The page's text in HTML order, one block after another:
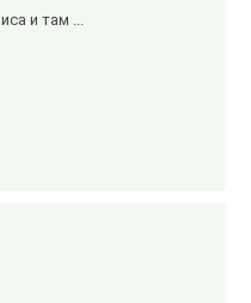
и там ...